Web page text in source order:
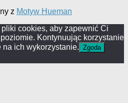
z Motyw Hueman
cookies, aby zapewnić Ci
Kontynuując korzystanie
na ich wykorzystanie. Zgoda